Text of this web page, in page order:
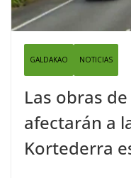
GALDAKAO NOTICIAS
Las obras
afectarán a
Kortederra